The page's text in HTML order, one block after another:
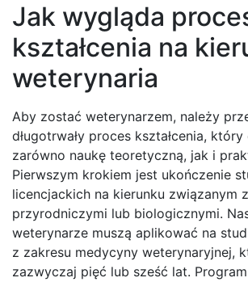
Jak wygląda
kształcenia na
weterynaria
Aby zostać weterynarzem, należy
długotrwały proces kształcenia,
zarówno naukę teoretyczną, jak i
Pierwszym krokiem jest ukończenie
licencjackich na kierunku związanym
przyrodniczymi lub biologicznymi.
weterynarze muszą aplikować na
z zakresu medycyny weterynaryjnej,
zazwyczaj pięć lub sześć lat.